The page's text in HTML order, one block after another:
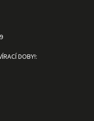
DOBY!: